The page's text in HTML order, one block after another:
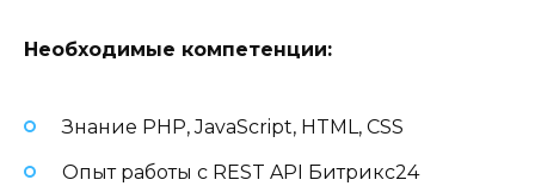
Необходимые компетенции:
Знание PHP, JavaScript, HTML, CSS
Опыт работы с REST API Битрикс24